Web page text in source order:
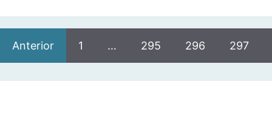
Anterior 1 … 295 296 297